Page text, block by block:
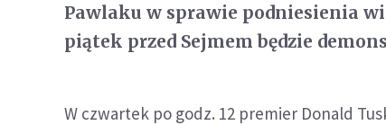
Pawlaku w sprawie podniesienia
piątek przed Sejmem będzie
W czwartek po godz. 12 premier Donald